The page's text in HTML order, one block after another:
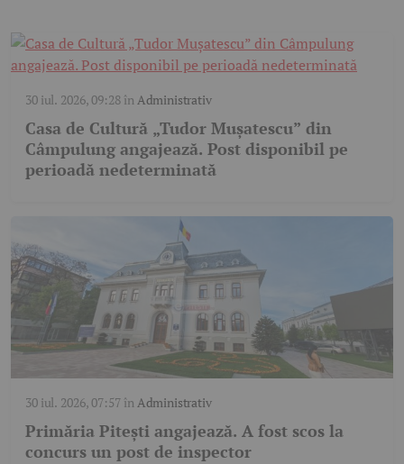
30 iul. 2026, 09:28înAdministrativ
Casa de Cultură „Tudor Mușatescu” din
Câmpulung angajează. Post disponibil pe
perioadă nedeterminată
30 iul. 2026, 07:57înAdministrativ
Primăria Pitești angajează. A fost scos la
concurs un post de inspector